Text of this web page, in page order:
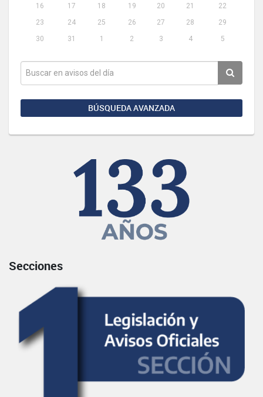
16
17 18 19 20 21
22
23
24 25 26 27 28
29
30
31 1 2 3 4 5
BÚSQUEDA AVANZADA
Secciones